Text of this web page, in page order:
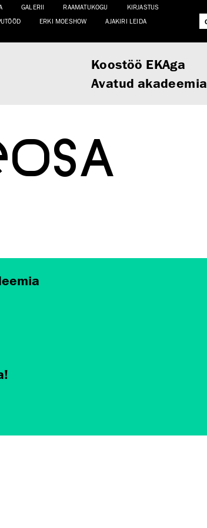
GALERII RAAMATUKOGU
KIRJASTUS
ERKI MOESHOW
AJAKIRI LEIDA
Koostöö EKAga
Avatud akadeemia